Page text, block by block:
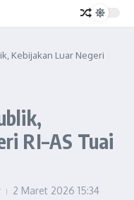
Kebijakan Luar Negeri
RI–AS Tuai
2 Maret 2026 15:34